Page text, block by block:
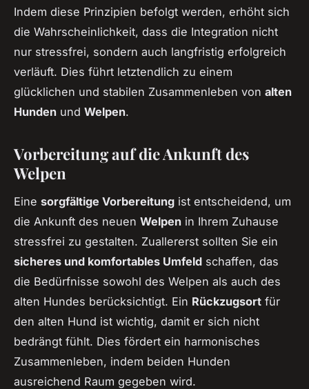
Indem diese Prinzipien befolgt werden, erhöht sich
die Wahrscheinlichkeit, dass die Integration nicht
nur stressfrei, sondern auch langfristig erfolgreich
verläuft. Dies führt letztendlich zu einem
glücklichen und stabilen Zusammenleben von alten
Hunden und Welpen.
Vorbereitung auf die Ankunft des
Welpen
Eine sorgfältige Vorbereitung ist entscheidend, um
die Ankunft des neuen Welpen in Ihrem Zuhause
stressfrei zu gestalten. Zuallererst sollten Sie ein
sicheres und komfortables Umfeld schaffen, das
die Bedürfnisse sowohl des Welpen als auch des
alten Hundes berücksichtigt. Ein Rückzugsort für
den alten Hund ist wichtig, damit er sich nicht
bedrängt fühlt. Dies fördert ein harmonisches
Zusammenleben, indem beiden Hunden
ausreichend Raum gegeben wird.